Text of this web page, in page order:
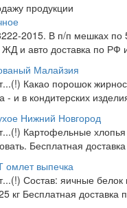
продукции
2015. В п/п мешках по
и авто доставка по
Малайзия
Какао порошок
- и в кондитерских
Нижний Новгород
Картофельные
Бесплатная
выпечка
Состав: яичные
кг Бесплатная